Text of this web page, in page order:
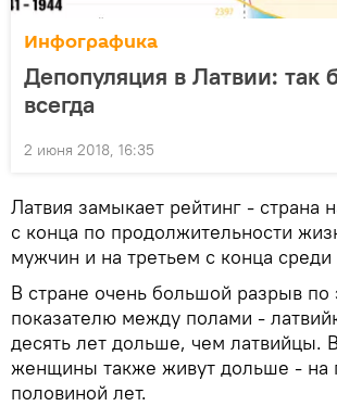
Инфографика
Депопуляция в Латвии: так
всегда
2 июня 2018, 16:35
Латвия замыкает рейтинг - страна
с конца по продолжительности
мужчин и на третьем с конца
В стране очень большой разрыв по
показателю между полами -
десять лет дольше, чем латвийцы.
женщины также живут дольше - на
половиной лет.